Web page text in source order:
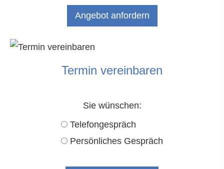
Termin ver­ein­baren
Sie wün­schen:
Tele­fon­ge­spräch
Persönliches Gespräch